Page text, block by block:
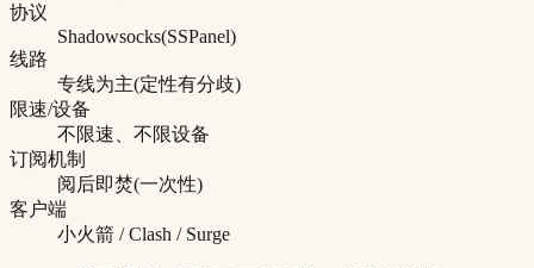
协议
Shadowsocks(SSPanel)
线路
专线为主(定性有分歧)
限速/设备
不限速、不限设备
订阅机制
阅后即焚(一次性)
客户端
小火箭 / Clash / Surge